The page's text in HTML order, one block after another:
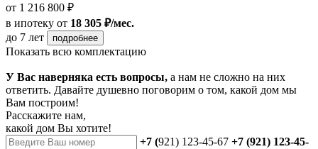
от 1 216 800 ₽
в ипотеку от 18 305 ₽/мес.
до 7 лет
подробнее
Показать всю комплектацию
У Вас наверняка есть вопросы, а нам не сложно на них
ответить. Давайте душевно поговорим о том, какой дом мы
Вам построим!
Расскажите нам,
какой дом Вы хотите!
+7 (921) 123-45-67 +7 (921) 123-45-